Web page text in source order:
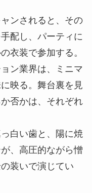
ンされると、その
配し、パーティに
衣装で参加する。
ン業界は、ミニマ
映る。舞台裏を見
否かは、それぞれ
白い歯と、陽に焼
、高圧的ながら憎
装いで演じてい